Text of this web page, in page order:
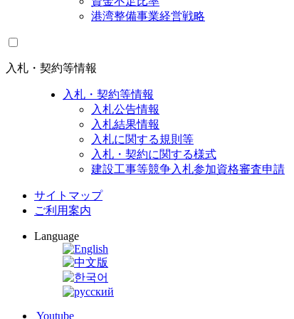
港湾整備事業経営戦略
入札・契約等情報
入札・契約等情報
入札公告情報
入札結果情報
入札に関する規則等
入札・契約に関する様式
建設工事等競争入札参加資格審査申請
サイトマップ
ご利用案内
Language
Youtube